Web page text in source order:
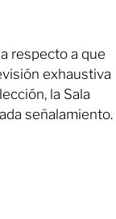
respecto a que
exhaustiva
la Sala
señalamiento.